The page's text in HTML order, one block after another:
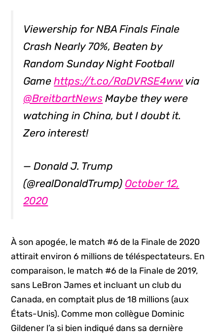
Viewership for NBA Finals Finale
Crash Nearly 70%, Beaten by
Random Sunday Night Football
Gamehttps://t.co/RaDVRSE4ww via
@BreitbartNews Maybe they were
watching in China, but I doubt it.
Zero interest!
— Donald J. Trump
(@realDonaldTrump) October 12,
2020
À son apogée, le match #6 de la Finale de 2020
attirait environ 6 millions de téléspectateurs. En
comparaison, le match #6 de la Finale de 2019,
sans LeBron James et incluant un club du
Canada, en comptait plus de 18 millions (aux
États-Unis). Comme mon collègue Dominic
Gildener l’a si bien indiqué dans sa dernière